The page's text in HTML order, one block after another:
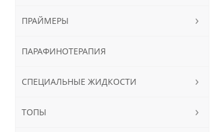
ПРАЙМЕРЫ
ПАРАФИНОТЕРАПИЯ
СПЕЦИАЛЬНЫЕ ЖИДКОСТИ
ТОПЫ